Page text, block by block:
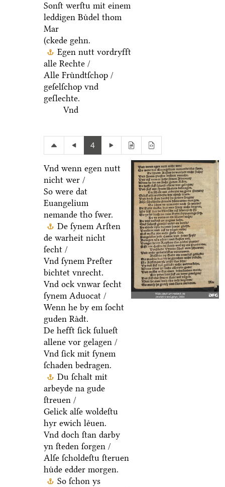
Sonſt werſtu mit einem
leddigen Buͤdel thom
Mar
(ckede gehn.
Egen nutt vordryfft
alle Rechte /
Alle Fruͤndtſchop /
geſelſchop vnd
geſlechte.
Vnd
4
Vnd wenn egen nutt
nicht wer /
So were dat
Euangelium
nemande tho ſwer.
De ſynem Arſten
de warheit nicht
ſecht /
Vnd ſynem Preſter
bichtet vnrecht.
Vnd ock vnwar ſecht
ſynem Aduocat /
Wenn he by em ſocht
guden Raͤdt.
De hefft ſick ſulueſt
allene vor gelagen /
Vnd ſick mit ſynem
ſchaden bedragen.
Du ſchalt mit
arbeyde na gude
ſtreuen /
Gelick alſe woldeſtu
hyr ewich leͤuen.
Vnd doch ſtan darby
yn ſteden ſorgen /
Alſe ſcholdeſtu ſteruen
huͤde edder morgen.
So ſchon ys